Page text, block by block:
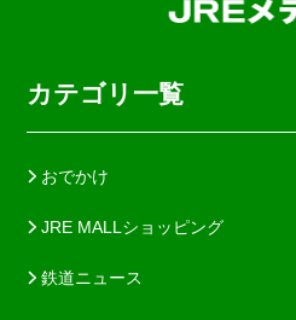
カテゴリ一覧
おでかけ
JRE MALLショッピング
鉄道ニュース